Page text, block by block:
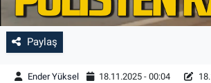
Paylaş
Ender Yüksel 18.11.2025 - 00:04